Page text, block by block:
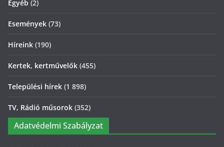
Egyéb (2)
Események (73)
Híreink (190)
Kertek, kertművelők (455)
Települési hírek (1 898)
TV, Rádió műsorok (352)
Adatvédelmi Szabályzat